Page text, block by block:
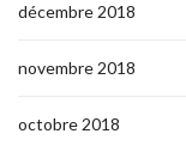
décembre 2018
novembre 2018
octobre 2018